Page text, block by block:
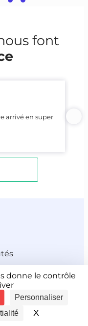
donne le contrôle
Personnaliser
XMasquer le
font
arrivé en super